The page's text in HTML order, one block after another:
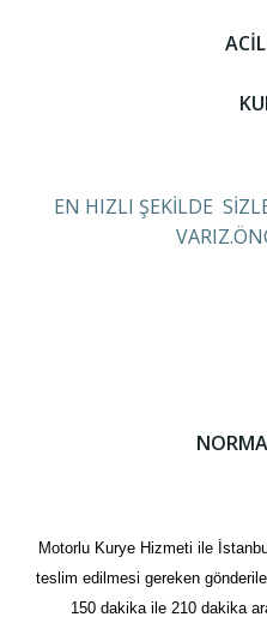
EN HIZLI ŞEKİLDE
Motorlu Kurye Hizmeti ile
teslim edilmesi gereken
150 dakika ile 210 dakika